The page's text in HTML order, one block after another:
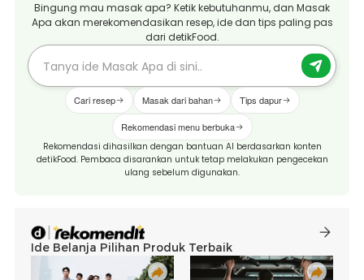
Bingung mau masak apa? Ketik kebutuhanmu, dan Masak
Apa akan merekomendasikan resep, ide dan tips paling pas
dari detikFood.
Cari resep Masak dari bahan Tips dapur
Rekomendasi menu berbuka
Rekomendasi dihasilkan dengan bantuan AI berdasarkan konten
detikFood. Pembaca disarankan untuk tetap melakukan pengecekan
ulang sebelum digunakan.